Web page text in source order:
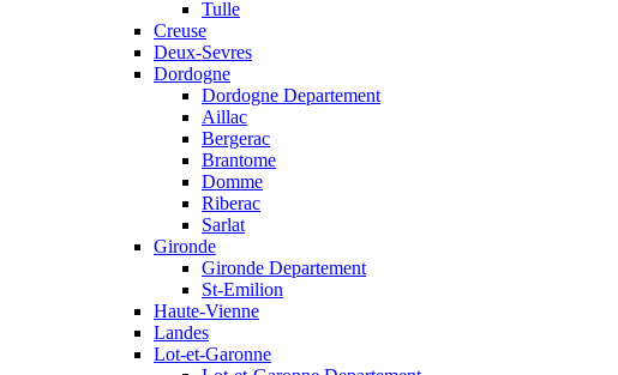
Tulle
Creuse
Deux-Sevres
Dordogne
Dordogne Departement
Aillac
Bergerac
Brantome
Domme
Riberac
Sarlat
Gironde
Gironde Departement
St-Emilion
Haute-Vienne
Landes
Lot-et-Garonne